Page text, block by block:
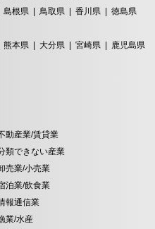
島根県 鳥取県 香川県
徳島県
熊本県 大分県 宮崎県
鹿児島県
動産業/賃貸業
類できない産業
売業/小売業
泊業/飲食業
報通信業
業/水産